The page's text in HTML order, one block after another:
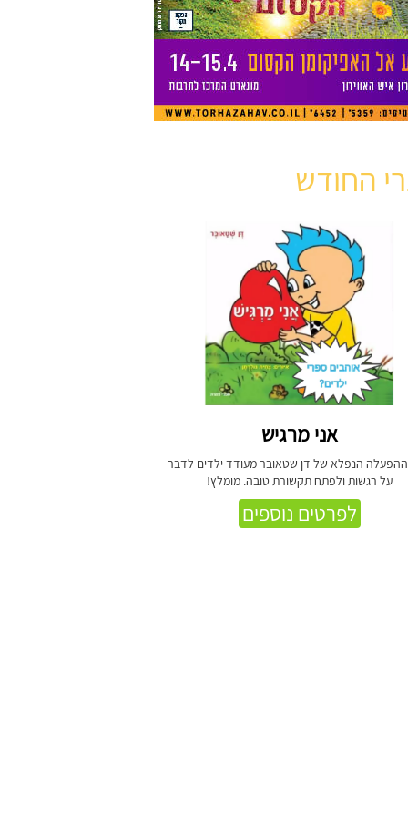
החודש
אני מרגיש
הנפלא של דן שטאובר מעודד ילדים לדבר
על רגשות ולפתח תקשורת טובה. מומלץ!
לפרטים נוספים